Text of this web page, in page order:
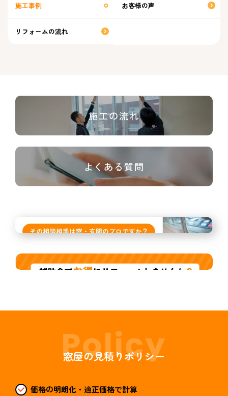
施工事例 お客様の声
リフォームの流れ
施工の流れ
よくある質問
窓屋の見積りポリシー
価格の明朗化・適正価格で計算